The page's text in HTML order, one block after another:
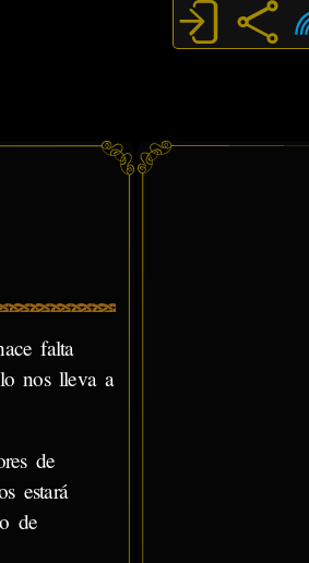
falta
nos lleva a
de
estará
de